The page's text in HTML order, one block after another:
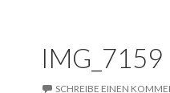
IMG_7159
SCHREIBE EINEN